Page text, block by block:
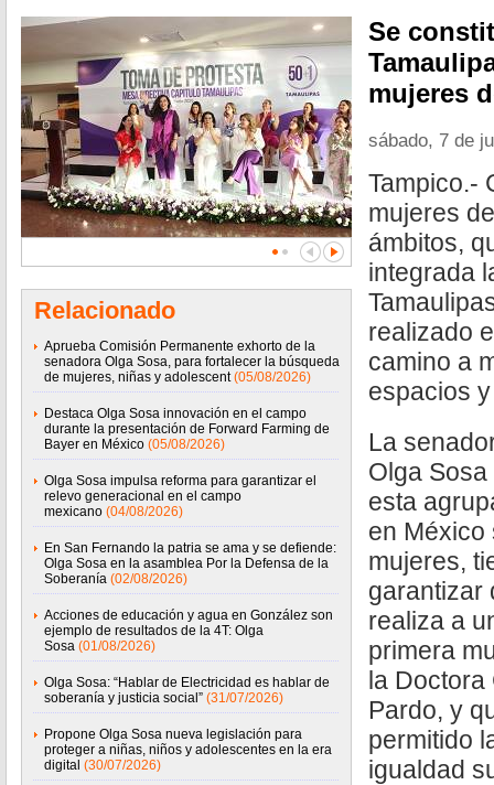
Relacionado
Aprueba Comisión Permanente exhorto de la
senadora Olga Sosa, para fortalecer la búsqueda
de mujeres, niñas y adolescent (05/08/2026)
Destaca Olga Sosa innovación en el campo
durante la presentación de Forward Farming de
Bayer en México (05/08/2026)
Olga Sosa impulsa reforma para garantizar el
relevo generacional en el campo
mexicano (04/08/2026)
En San Fernando la patria se ama y se defiende:
Olga Sosa en la asamblea Por la Defensa de la
Soberanía (02/08/2026)
Acciones de educación y agua en González son
ejemplo de resultados de la 4T: Olga
Sosa (01/08/2026)
Olga Sosa: “Hablar de Electricidad es hablar de
soberanía y justicia social” (31/07/2026)
Propone Olga Sosa nueva legislación para
proteger a niñas, niños y adolescentes en la era
digital (30/07/2026)
Se
mujeres
sábado, 7 de
Tampico.-
mujeres
ámbitos,
integrada
realizado
camino a
espacios
La
Olga
esta
en México
mujeres,
garantizar
realiza a
primera
la Doctora
Pardo, y
permitido
igualdad